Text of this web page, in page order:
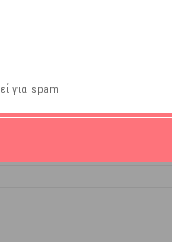
για spam